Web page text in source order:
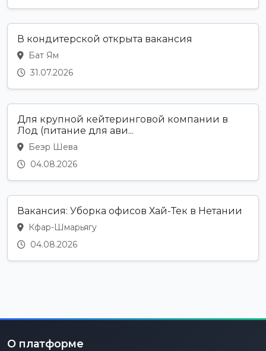
В кондитерской открыта вакансия
Бат Ям
31.07.2026
Для крупной кейтеринговой компании в
Лод (питание для ави...
Беэр Шева
04.08.2026
Вакансия: Уборка офисов Хай-Тек в Нетании
Кфар-Шмарьягу
04.08.2026
О платформе